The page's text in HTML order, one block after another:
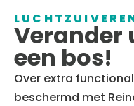
Verander
een bos!
Over extra
beschermd met